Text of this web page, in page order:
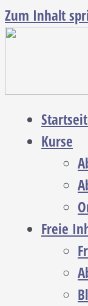
Zum Inhalt
Kurse
Freie